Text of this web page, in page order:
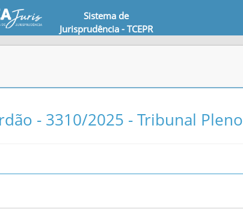
Sistema de
Jurisprudência - TCEPR
- 3310/2025 - Tribunal Pleno